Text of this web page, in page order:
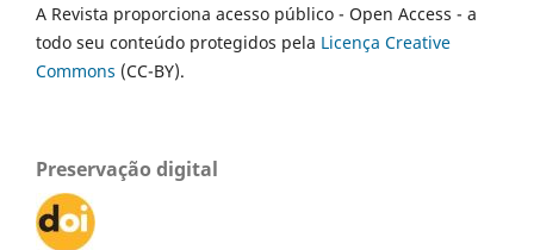
A Revista proporciona acesso público - Open Access - a
todo seu conteúdo protegidos pela Licença Creative
Commons (CC-BY).
Preservação digital